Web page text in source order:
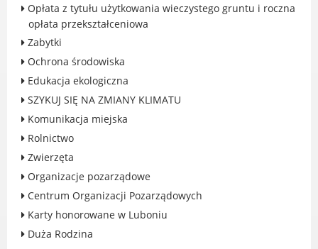
Konsultacje społeczne i ewaluacje
Luboński Budżet Obywatelski
GKRPA/Centrum Wsparcia i Pomocy
Rodzinie
BEZPIECZEŃSTWO
Zdrowie
Porady prawne
Wydarzenia
WYBORY
Likwidacja barier - seniorzy i osoby z
niepełnosprawnościami
Opłata z tytułu użytkowania wieczystego gruntu i roczna
opłata przekształceniowa
Zabytki
Ochrona środowiska
Edukacja ekologiczna
SZYKUJ SIĘ NA ZMIANY KLIMATU
Komunikacja miejska
Rolnictwo
Zwierzęta
Organizacje pozarządowe
Centrum Organizacji Pozarządowych
Karty honorowane w Luboniu
Duża Rodzina